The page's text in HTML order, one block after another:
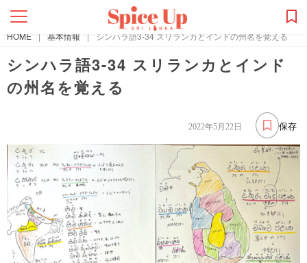
HOME | 基本情報 | シンハラ語3-34 スリランカとインドの州名を覚える
シンハラ語3-34 スリランカとインド
の州名を覚える
保存
2022年5月22日